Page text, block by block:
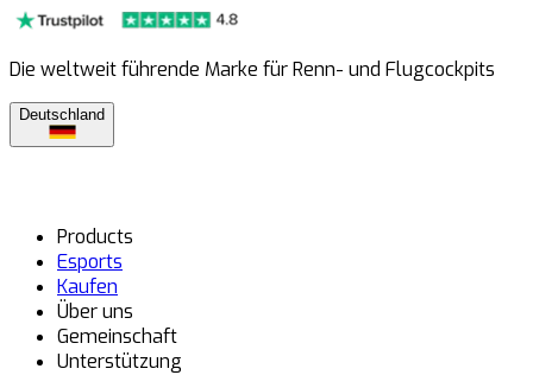
Die weltweit führende Marke für Renn- und Flugcockpits
Deutschland
Products
Esports
Kaufen
Über uns
Gemeinschaft
Unterstützung